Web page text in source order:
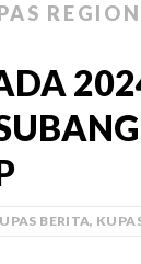
BERITA,